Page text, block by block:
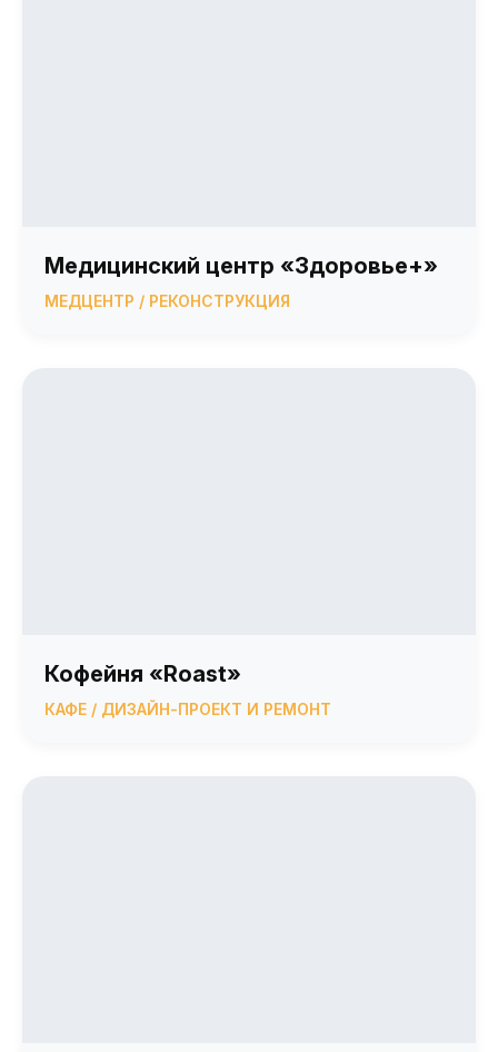
Медицинский центр «Здоровье+»
МЕДЦЕНТР / РЕКОНСТРУКЦИЯ
Кофейня «Roast»
КАФЕ / ДИЗАЙН-ПРОЕКТ И РЕМОНТ